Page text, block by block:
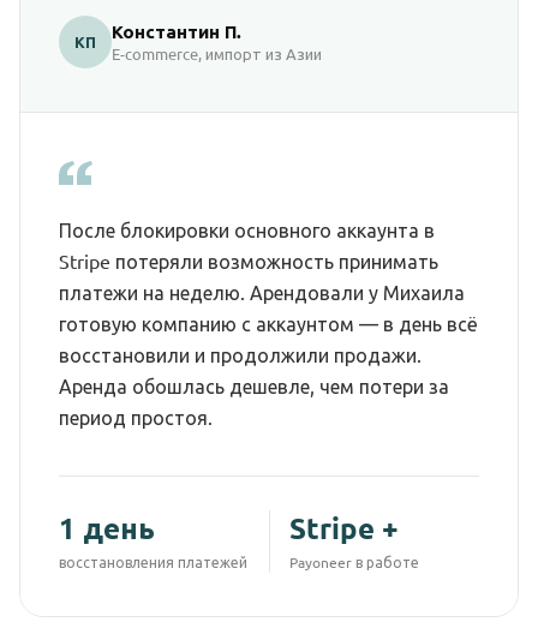
КП Константин П.
E-commerce, импорт из Азии
После блокировки основного аккаунта в
Stripe потеряли возможность принимать
платежи на неделю. Арендовали у Михаила
готовую компанию с аккаунтом — в день всё
восстановили и продолжили продажи.
Аренда обошлась дешевле, чем потери за
период простоя.
1 день
восстановления платежей
Stripe +
Payoneer в работе